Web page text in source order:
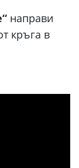
направи
кръга в